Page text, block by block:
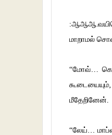
மாறாமல்
“மோவ்…
மீதேறினேன்.
“லேய்…